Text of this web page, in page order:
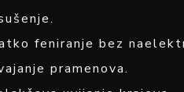
feniranje bez
pramenova.